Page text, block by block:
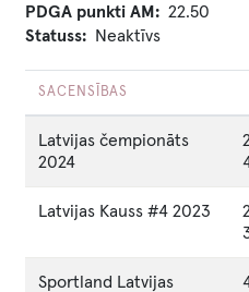
PDGA punkti AM
22.50
Statuss
Neaktīvs
SACENSĪBAS
Latvijas čempionāts
2024
Latvijas Kauss #4 2023
Sportland Latvijas